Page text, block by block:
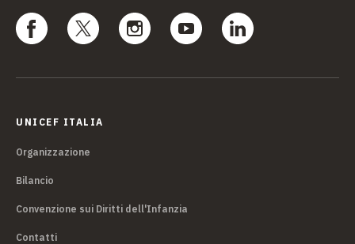
UNICEF ITALIA
Organizzazione
Bilancio
Convenzione sui Diritti dell'Infanzia
Contatti